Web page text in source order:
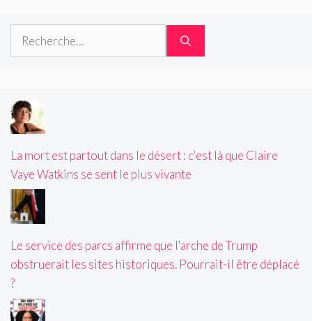
Rechercher :
La mort est partout dans le désert : c'est là que Claire
Vaye Watkins se sent le plus vivante
Le service des parcs affirme que l'arche de Trump
obstruerait les sites historiques. Pourrait-il être déplacé
?